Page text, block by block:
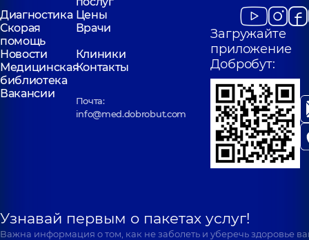
Диагностика Цены
Скорая
помощь
Врачи
Новости
Клиники
Медицинская
библиотека
Контакты
Вакансии
Почта:
info@med.dobrobut.com
Загружайте
приложение
Добробут:
Узнавай первым о пакетах услуг!
Важна информация о том, как не заболеть и уберечь здоровье